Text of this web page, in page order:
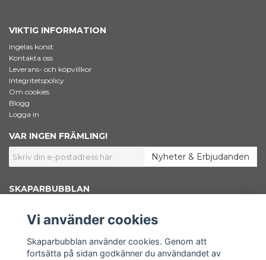
VIKTIG INFORMATION
Ingelas konst
Kontakta oss
Leverans- och köpvillkor
Integritetspolicy
Om cookies
Blogg
Logga in
VAR INGEN FRÄMLING!
Nyheter & Erbjudanden
SKAPARBUBBLAN
konstnär, grafisk designer och marknadsförare. Här inne i shoppen säljer
jag konstnärsmaterial – Bara väl beprövade favoriter som jag själv väljer
Shoppen är en del av www.skaparbubblan.se. Skaparbubblan i sin
helhet är en plattform, en källa till kunskap och inspiration för dig som
vill få ut mer av ditt konstnärskap.
Vi använder cookies
Skaparbubblan använder cookies. Genom att
fortsätta på sidan godkänner du användandet av